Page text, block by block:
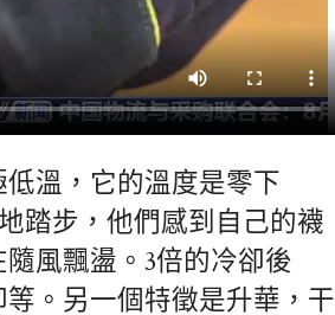
溫，它的溫度是零下
踏步，他們感到自己的襪
隨風飄盪。3倍的冷卻後
。另一個特徵是升華，干